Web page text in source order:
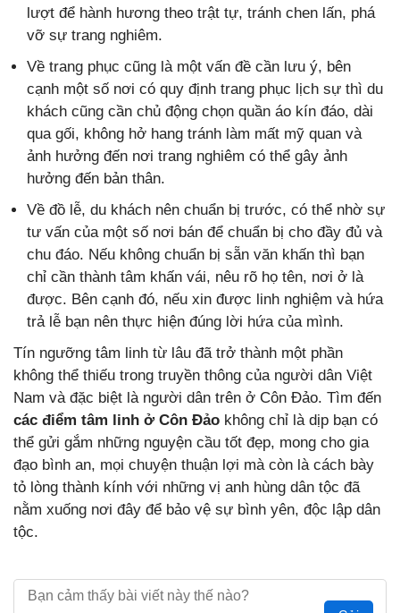
lượt để hành hương theo trật tự, tránh chen lấn, phá
vỡ sự trang nghiêm.
Về trang phục cũng là một vấn đề cần lưu ý, bên
cạnh một số nơi có quy định trang phục lịch sự thì du
khách cũng cần chủ động chọn quần áo kín đáo, dài
qua gối, không hở hang tránh làm mất mỹ quan và
ảnh hưởng đến nơi trang nghiêm có thể gây ảnh
hưởng đến bản thân.
Về đồ lễ, du khách nên chuẩn bị trước, có thể nhờ sự
tư vấn của một số nơi bán để chuẩn bị cho đầy đủ và
chu đáo. Nếu không chuẩn bị sẵn văn khấn thì bạn
chỉ cần thành tâm khấn vái, nêu rõ họ tên, nơi ở là
được. Bên cạnh đó, nếu xin được linh nghiệm và hứa
trả lễ bạn nên thực hiện đúng lời hứa của mình.
Tín ngưỡng tâm linh từ lâu đã trở thành một phần
không thể thiếu trong truyền thông của người dân Việt
Nam và đặc biệt là người dân trên ở Côn Đảo. Tìm đến
các điểm tâm linh ở Côn Đảo không chỉ là dịp bạn có
thể gửi gắm những nguyện cầu tốt đẹp, mong cho gia
đạo bình an, mọi chuyện thuận lợi mà còn là cách bày
tỏ lòng thành kính với những vị anh hùng dân tộc đã
nằm xuống nơi đây để bảo vệ sự bình yên, độc lập dân
tộc.